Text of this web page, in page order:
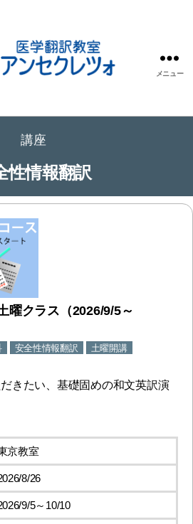
学
翻
訳
教
室
ア
セ
メニュー
講座
性情報翻訳
曜クラス（2026/9/5～
安全性情報翻訳
土曜開講
きたい、基礎固めの和文英訳演
京教室
8/26
9/5～10/10